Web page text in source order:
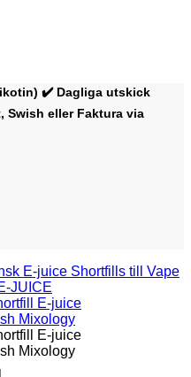
✔️ Dagliga utskick
eller Faktura via
E-juice Shortfills till Vape
JUICE